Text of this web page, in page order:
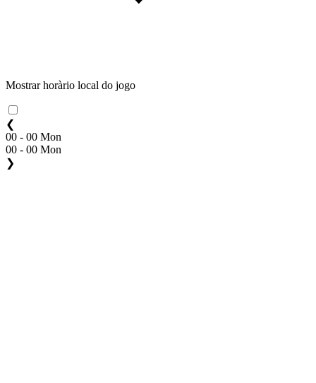
Mostrar horàrio local do jogo
❮
00 - 00 Mon
00 - 00 Mon
❯